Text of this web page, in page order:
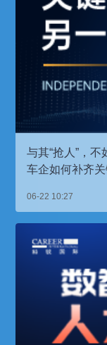
与其“抢人”，
车企如何补齐关
06-22 10:27